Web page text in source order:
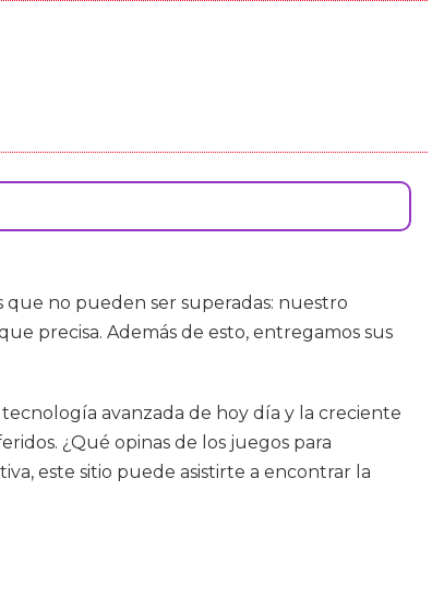
no pueden ser superadas: nuestro
precisa. Además de esto, entregamos sus
avanzada de hoy día y la creciente
¿Qué opinas de los juegos para
este sitio puede asistirte a encontrar la